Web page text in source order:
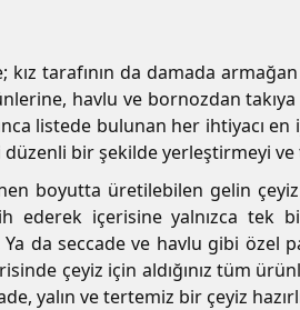
tarafının da damada
havlu ve bornozdan
listede bulunan her ihtiyacı
bir şekilde yerleştirmeyi ve
boyutta üretilebilen gelin
ederek içerisine yalnızca tek
da seccade ve havlu gibi
çeyiz için aldığınız tüm
yalın ve tertemiz bir çeyiz